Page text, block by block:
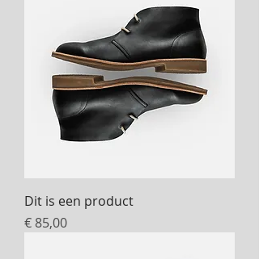
Dit is een product
Prijs
€ 85,00